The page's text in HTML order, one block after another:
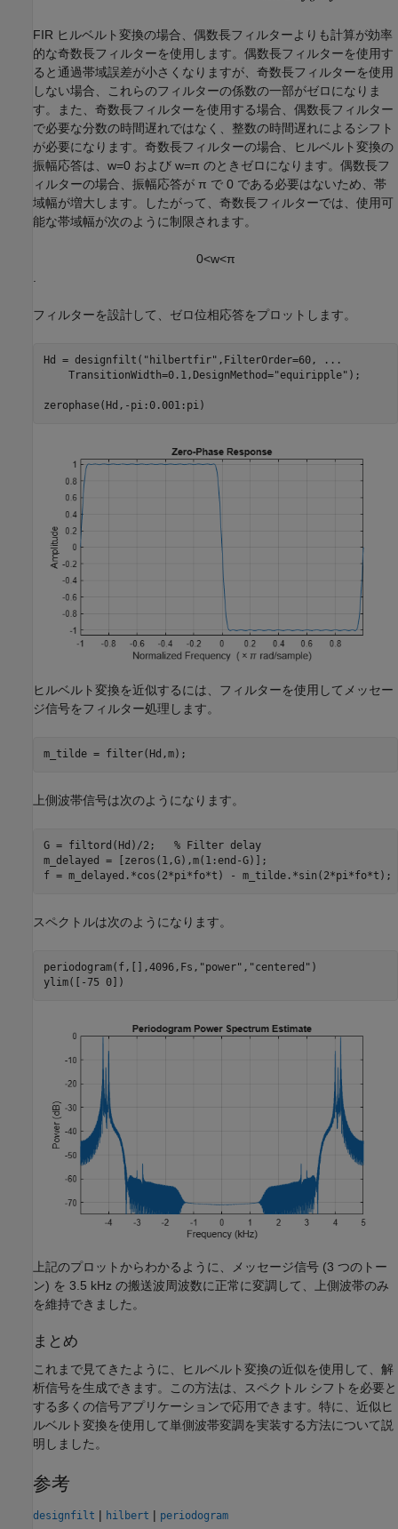
FIR ヒルベルト変換の場合、偶数長フィルターよりも計算が効率
的な奇数長フィルターを使用します。偶数長フィルターを使用す
ると通過帯域誤差が小さくなりますが、奇数長フィルターを使用
しない場合、これらのフィルターの係数の一部がゼロになりま
す。また、奇数長フィルターを使用する場合、偶数長フィルター
で必要な分数の時間遅れではなく、整数の時間遅れによるシフト
が必要になります。奇数長フィルターの場合、ヒルベルト変換の
振幅応答は、 w=0 および w=π のときゼロになります。偶数長フ
ィルターの場合、振幅応答が π で 0 である必要はないため、帯
域幅が増大します。したがって、奇数長フィルターでは、使用可
能な帯域幅が次のように制限されます。
0<w<π
フィルターを設計して、ゼロ位相応答をプロットします。
Hd = designfilt( "hilbertfir" ,FilterOrder=60,
...
    TransitionWidth=0.1,DesignMethod=
"equiripple" );
zerophase(Hd,-pi:0.001:pi)
ヒルベルト変換を近似するには、フィルターを使用してメッセー
ジ信号をフィルター処理します。
m_tilde = filter(Hd,m);
上側波帯信号は次のようになります。
G = filtord(Hd)/2; % Filter delay
m_delayed = [zeros(1,G),m(1:end-G)];
f = m_delayed.*cos(2*pi*fo*t) - m_tilde.*sin(2*pi*fo*t);
スペクトルは次のようになります。
periodogram(f,[],4096,Fs, "power" , "centered" )
ylim([-75 0])
上記のプロットからわかるように、メッセージ信号 (3 つのトー
ン) を 3.5 kHz の搬送波周波数に正常に変調して、上側波帯のみ
を維持できました。
まとめ
これまで見てきたように、ヒルベルト変換の近似を使用して、解
析信号を生成できます。この方法は、スペクトル シフトを必要と
する多くの信号アプリケーションで応用できます。特に、近似ヒ
ルベルト変換を使用して単側波帯変調を実装する方法について説
明しました。
参考
designfilt | hilbert | periodogram